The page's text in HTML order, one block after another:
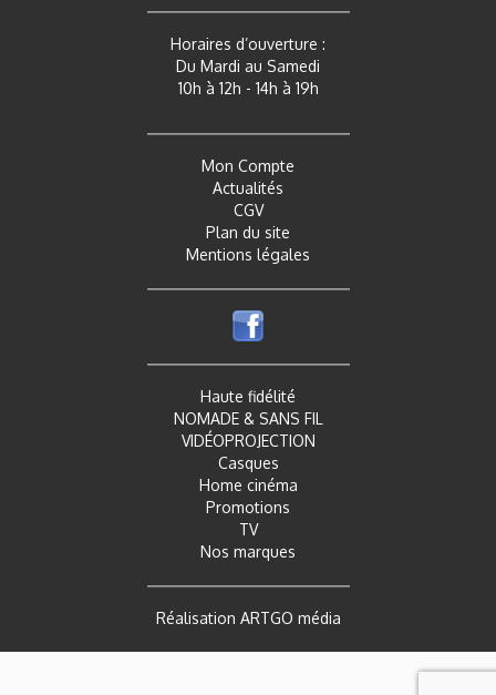
Horaires d’ouverture :
Du Mardi au Samedi
10h à 12h - 14h à 19h
Mon Compte
Actualités
CGV
Plan du site
Mentions légales
Haute fidélité
NOMADE & SANS FIL
VIDÉOPROJECTION
Casques
Home cinéma
Promotions
TV
Nos marques
Réalisation ARTGO média